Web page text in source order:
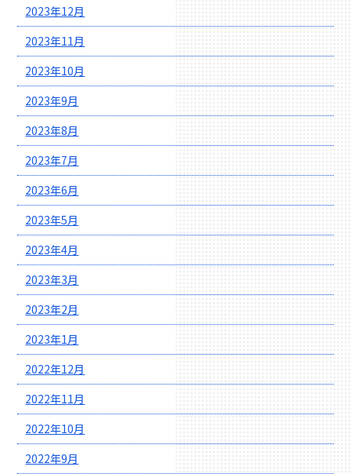
2023年12月
2023年11月
2023年10月
2023年9月
2023年8月
2023年7月
2023年6月
2023年5月
2023年4月
2023年3月
2023年2月
2023年1月
2022年12月
2022年11月
2022年10月
2022年9月